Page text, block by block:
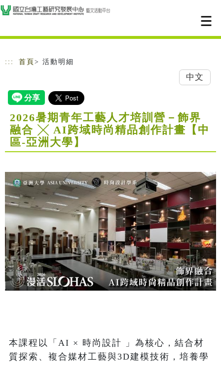
跳到主要內容
網站導覽
::: 首頁 > 活動明細
中文
2026暑期青年工藝人才培訓營－飾界
融合 ╳ AI跨域時尚精品創作計畫【中
區-亞洲大學】
本課程以「AI × 時尚設計 」為核心，結合材
質探索、複合媒材工藝與3D建模技術，培養學